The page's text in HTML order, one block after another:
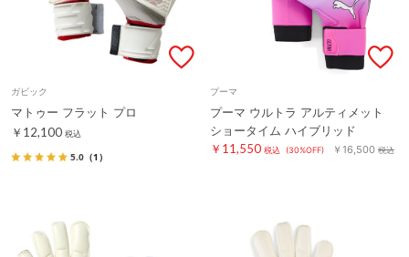
ガビック
マトゥー フラット プロ
￥12,100 税込
5.0 （1）
プーマ
プーマ ウルトラ アルティメット
ショータイム ハイブリッド
￥11,550 税込 (30%OFF) ￥16,500 税込